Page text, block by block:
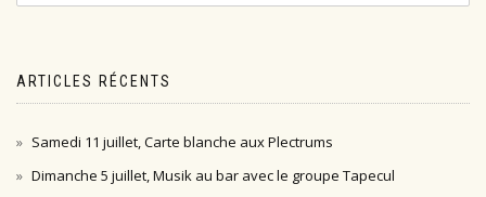
ARTICLES RÉCENTS
Samedi 11 juillet, Carte blanche aux Plectrums
Dimanche 5 juillet, Musik au bar avec le groupe Tapecul